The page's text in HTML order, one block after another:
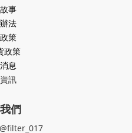
事
法
策
政策
息
訊
們